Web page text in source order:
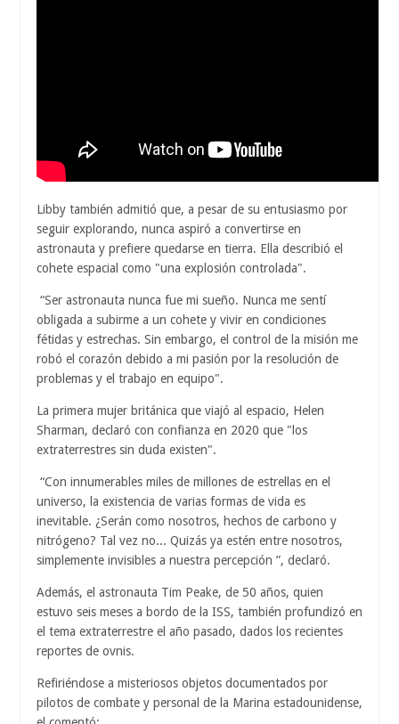
Libby también admitió que, a pesar de su entusiasmo por
seguir explorando, nunca aspiró a convertirse en
astronauta y prefiere quedarse en tierra. Ella describió el
cohete espacial como "una explosión controlada".
“Ser astronauta nunca fue mi sueño. Nunca me sentí
obligada a subirme a un cohete y vivir en condiciones
fétidas y estrechas. Sin embargo, el control de la misión me
robó el corazón debido a mi pasión por la resolución de
problemas y el trabajo en equipo".
La primera mujer británica que viajó al espacio, Helen
Sharman, declaró con confianza en 2020 que "los
extraterrestres sin duda existen".
“Con innumerables miles de millones de estrellas en el
universo, la existencia de varias formas de vida es
inevitable. ¿Serán como nosotros, hechos de carbono y
nitrógeno? Tal vez no... Quizás ya estén entre nosotros,
simplemente invisibles a nuestra percepción ”, declaró.
Además, el astronauta Tim Peake, de 50 años, quien
estuvo seis meses a bordo de la ISS, también profundizó en
el tema extraterrestre el año pasado, dados los recientes
reportes de ovnis.
Refiriéndose a misteriosos objetos documentados por
pilotos de combate y personal de la Marina estadounidense,